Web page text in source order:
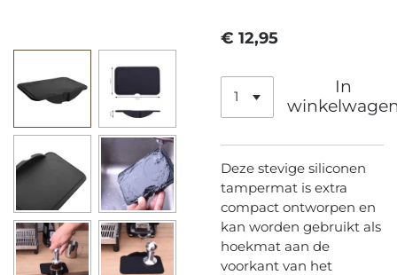
€ 12,95
In
Deze stevige siliconen
tampermat is extra
compact ontworpen en
kan worden gebruikt als
hoekmat aan de
voorkant van het